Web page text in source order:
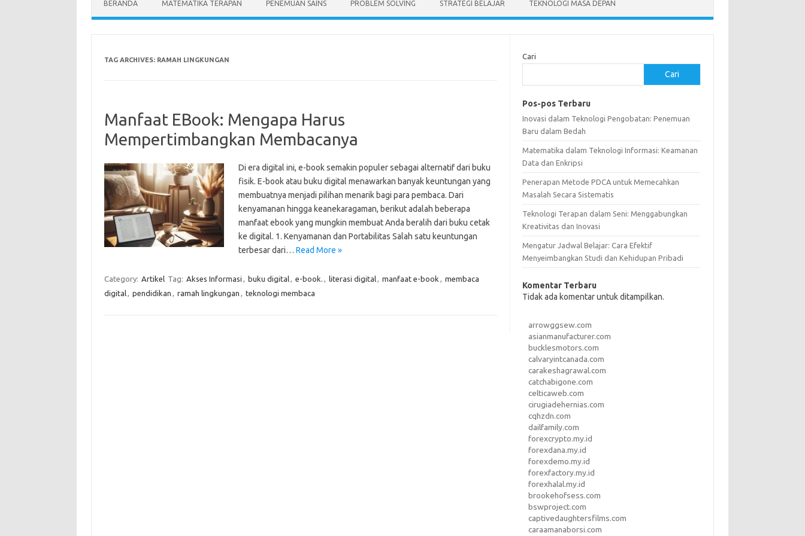
BERANDA MATEMATIKA TERAPAN PENEMUAN SAINS PROBLEM SOLVING STRATEGI BELAJAR TEKNOLOGI MASA DEPAN
TAG ARCHIVES: RAMAH LINGKUNGAN
Manfaat EBook: Mengapa Harus
Mempertimbangkan Membacanya
Di era digital ini, e-book semakin populer sebagai alternatif dari buku
fisik. E-book atau buku digital menawarkan banyak keuntungan yang
membuatnya menjadi pilihan menarik bagi para pembaca. Dari
kenyamanan hingga keanekaragaman, berikut adalah beberapa
manfaat ebook yang mungkin membuat Anda beralih dari buku cetak
ke digital. 1. Kenyamanan dan Portabilitas Salah satu keuntungan
terbesar dari… Read More »
Category: Artikel Tag: Akses Informasi , buku digital, e-book. , literasi digital, manfaat e-book , membaca
digital, pendidikan , ramah lingkungan , teknologi membaca
Cari
Cari
Pos-pos Terbaru
Inovasi dalam Teknologi Pengobatan: Penemuan
Baru dalam Bedah
Matematika dalam Teknologi Informasi: Keamanan
Data dan Enkripsi
Penerapan Metode PDCA untuk Memecahkan
Masalah Secara Sistematis
Teknologi Terapan dalam Seni: Menggabungkan
Kreativitas dan Inovasi
Mengatur Jadwal Belajar: Cara Efektif
Menyeimbangkan Studi dan Kehidupan Pribadi
Komentar Terbaru
Tidak ada komentar untuk ditampilkan.
arrowggsew.com
asianmanufacturer.com
bucklesmotors.com
calvaryintcanada.com
carakeshagrawal.com
catchabigone.com
celticaweb.com
cirugiadehernias.com
cqhzdn.com
dailfamily.com
forexcrypto.my.id
forexdana.my.id
forexdemo.my.id
forexfactory.my.id
forexhalal.my.id
brookehofsess.com
bswproject.com
captivedaughtersfilms.com
caraamanaborsi.com